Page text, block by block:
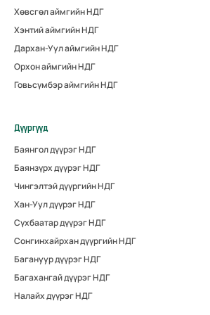
Хөвсгөл аймгийн НДГ
Хэнтий аймгийн НДГ
Дархан-Уул аймгийн НДГ
Орхон аймгийн НДГ
Говьсүмбэр аймгийн НДГ
Дүүргүүд
Баянгол дүүрэг НДГ
Баянзүрх дүүрэг НДГ
Чингэлтэй дүүргийн НДГ
Хан-Уул дүүрэг НДГ
Сүхбаатар дүүрэг НДГ
Сонгинхайрхан дүүргийн НДГ
Багануур дүүрэг НДГ
Багахангай дүүрэг НДГ
Налайх дүүрэг НДГ